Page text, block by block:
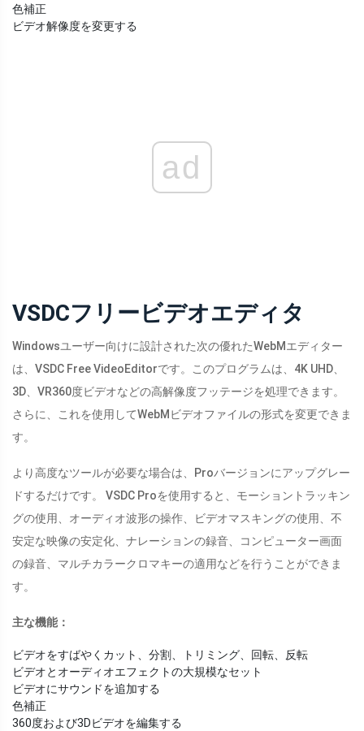
色補正
ビデオ解像度を変更する
ad
VSDCフリービデオエディタ
Windowsユーザー向けに設計された次の優れたWebMエディター
は、VSDC Free VideoEditorです。このプログラムは、4K UHD、
3D、VR360度ビデオなどの高解像度フッテージを処理できます。
さらに、これを使用してWebMビデオファイルの形式を変更できま
す。
より高度なツールが必要な場合は、Proバージョンにアップグレー
ドするだけです。 VSDC Proを使用すると、モーショントラッキン
グの使用、オーディオ波形の操作、ビデオマスキングの使用、不
安定な映像の安定化、ナレーションの録音、コンピューター画面
の録音、マルチカラークロマキーの適用などを行うことができま
す。
主な機能：
ビデオをすばやくカット、分割、トリミング、回転、反転
ビデオとオーディオエフェクトの大規模なセット
ビデオにサウンドを追加する
色補正
360度および3Dビデオを編集する